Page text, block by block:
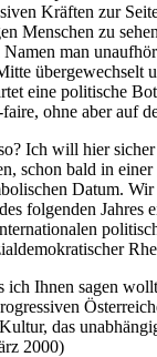
Kräften zur
Menschen zu
Namen man
übergewechselt
eine politische
ohne aber auf
Ich will hier
schon bald in
Datum.
folgenden Jahres
ich Ihnen sagen
das
2000)